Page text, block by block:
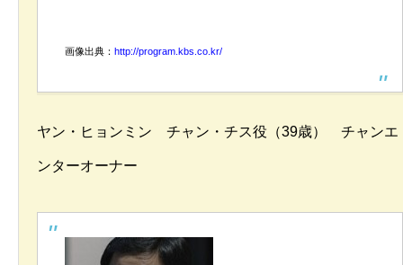
画像出典： http://program.kbs.co.kr/
ヤン・ヒョンミン チャン・チス役（39歳） チャンエ
ンターオーナー